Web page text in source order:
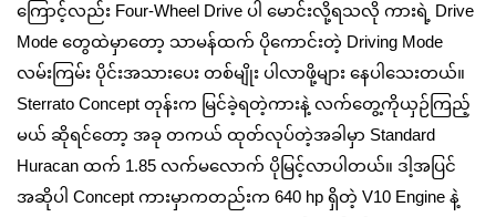
ကြောင့်လည်း Four-Wheel Drive ပါ မောင်းလို့ရသလို ကားရဲ့ Drive
Mode တွေထဲမှာတော့ သာမန်ထက် ပိုကောင်းတဲ့ Driving Mode
လမ်းကြမ်း ပိုင်းအသားပေး တစ်မျိုး ပါလာဖို့များ‌ နေပါသေးတယ်။
Sterrato Concept တုန်းက မြင်ခဲ့ရတဲ့ကားနဲ့ လက်တွေ့ကိုယှဉ်ကြည့်
မယ် ဆိုရင်တော့ အခု တကယ် ထုတ်လုပ်တဲ့အခါမှာ Standard
Huracan ထက် 1.85 လက်မလောက် ပိုမြင့်လာပါတယ်။ ဒါ့အပြင်
အဆိုပါ Concept ကားမှာကတည်းက 640 hp ရှိတဲ့ V10 Engine နဲ့